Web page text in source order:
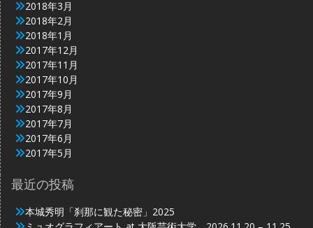
2018年3月
2018年2月
2018年1月
2017年12月
2017年11月
2017年10月
2017年9月
2017年8月
2017年7月
2017年6月
2017年5月
最近の投稿
本城秀明「刹那に観た秘密」2025